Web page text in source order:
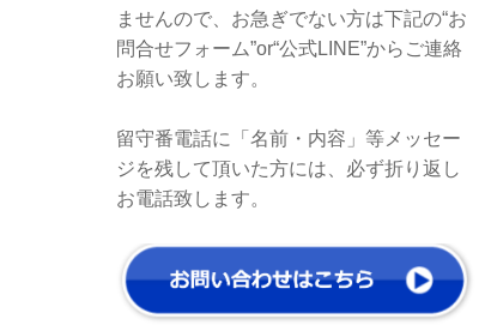
ませんので、お急ぎでない方は下記の“お
問合せフォーム”or“公式LINE”からご連絡
お願い致します。
留守番電話に「名前・内容」等メッセー
ジを残して頂いた方には、必ず折り返し
お電話致します。